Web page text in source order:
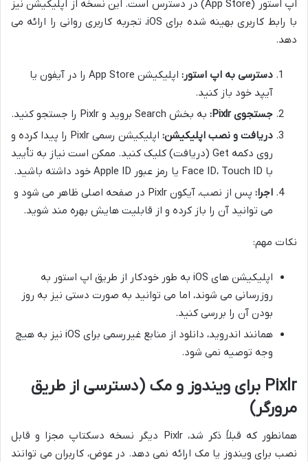
اپ استور (App Store) در دسترس است. این نسخه از اپلیکیشن نیز
با رابط کاربری بهینه شده برای iOS، تجربه کاربری روانی را ارائه می
دهد.
دسترسی به اپ استور:
اپلیکیشن App Store را در آیفون یا
آیپد خود باز کنید.
جستجوی Pixlr:
به بخش Search بروید و Pixlr را جستجو کنید.
دریافت و نصب اپلیکیشن:
اپلیکیشن رسمی Pixlr را پیدا کرده و
روی دکمه Get (دریافت) کلیک کنید. ممکن است نیاز به تأیید
با Face ID، Touch ID یا رمز عبور Apple ID خود داشته باشید.
اجرا:
پس از نصب، آیکون Pixlr در صفحه اصلی ظاهر می شود و
می توانید آن را باز کرده و از قابلیت هایش بهره مند شوید.
نکات مهم:
اپلیکیشن های iOS به طور خودکار از طریق اپ استور به
روزرسانی می شوند، اما می توانید به صورت دستی نیز به روز
بودن آن را بررسی کنید.
همانند اندروید، دانلود از منابع غیررسمی برای iOS نیز به هیچ
وجه توصیه نمی شود.
Pixlr برای ویندوز و مک (دسترسی از طریق
مرورگر)
همانطور که قبلاً ذکر شد، Pixlr دیگر نسخه دسکتاپ مجزا و قابل
نصب برای ویندوز یا مک ارائه نمی دهد. در عوض، کاربران می توانند